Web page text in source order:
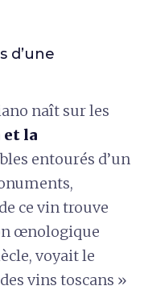
d’une
naît sur les
et la
entourés d’un
ce vin trouve
œnologique
voyait le
vins toscans »